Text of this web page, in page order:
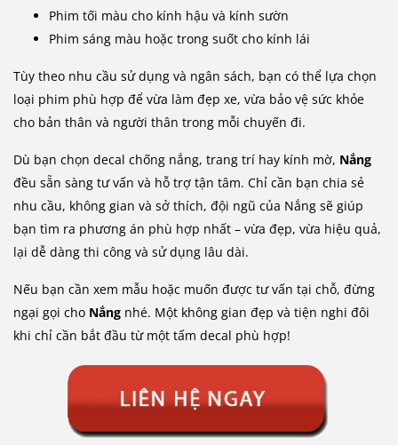
Phim tối màu cho kính hậu và kính sườn
Phim sáng màu hoặc trong suốt cho kính lái
Tùy theo nhu cầu sử dụng và ngân sách, bạn có thể lựa chọn
loại phim phù hợp để vừa làm đẹp xe, vừa bảo vệ sức khỏe
cho bản thân và người thân trong mỗi chuyến đi.
Dù bạn chọn decal chống nắng, trang trí hay kính mờ, Nắng
đều sẵn sàng tư vấn và hỗ trợ tận tâm. Chỉ cần bạn chia sẻ
nhu cầu, không gian và sở thích, đội ngũ của Nắng sẽ giúp
bạn tìm ra phương án phù hợp nhất – vừa đẹp, vừa hiệu quả,
lại dễ dàng thi công và sử dụng lâu dài.
Nếu bạn cần xem mẫu hoặc muốn được tư vấn tại chỗ, đừng
ngại gọi cho Nắng nhé. Một không gian đẹp và tiện nghi đôi
khi chỉ cần bắt đầu từ một tấm decal phù hợp!